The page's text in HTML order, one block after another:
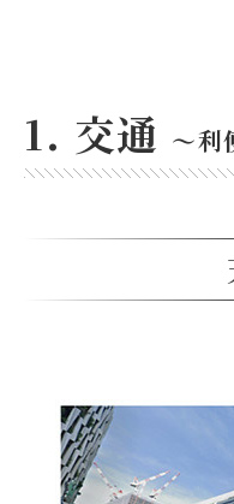
1. 交通 ～利